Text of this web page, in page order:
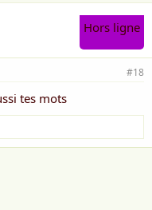
joies il vous
l'amour est le
il vous offre
!
Hors ligne
#18
tes mots